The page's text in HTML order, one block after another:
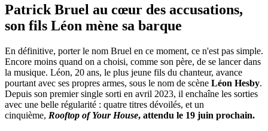
Patrick Bruel au cœur des accusations,
son fils Léon mène sa barque
En définitive, porter le nom Bruel en ce moment, ce n'est pas simple.
Encore moins quand on a choisi, comme son père, de se lancer dans
la musique. Léon, 20 ans, le plus jeune fils du chanteur, avance
pourtant avec ses propres armes, sous le nom de scène Léon Hesby.
Depuis son premier single sorti en avril 2023, il enchaîne les sorties
avec une belle régularité : quatre titres dévoilés, et un
cinquième, Rooftop of Your House, attendu le 19 juin prochain.